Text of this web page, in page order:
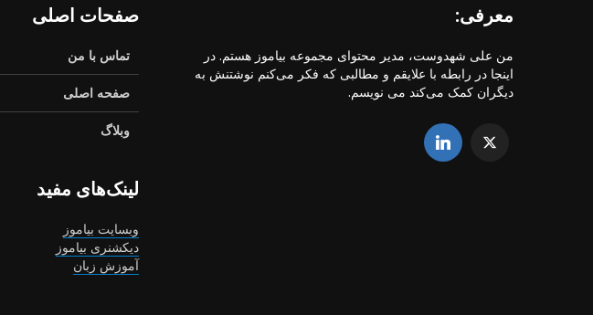
معرفی:
من علی شهدوست، مدیر محتوای مجموعه بیاموز هستم. در
اینجا در رابطه با علایقم و مطالبی که فکر می‌کنم نوشتنش به
دیگران کمک می‌کند می نویسم.
صفحات اصلی
تماس با من
صفحه اصلی
وبلاگ
لینک‌های مفید
وبسایت بیاموز
دیکشنری بیاموز
آموزش زبان